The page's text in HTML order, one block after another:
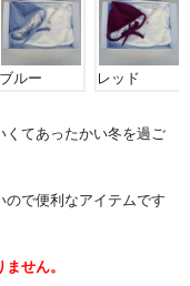
ブルー
レッド
くてあったかい冬を過ご
で便利なアイテムです
せん。